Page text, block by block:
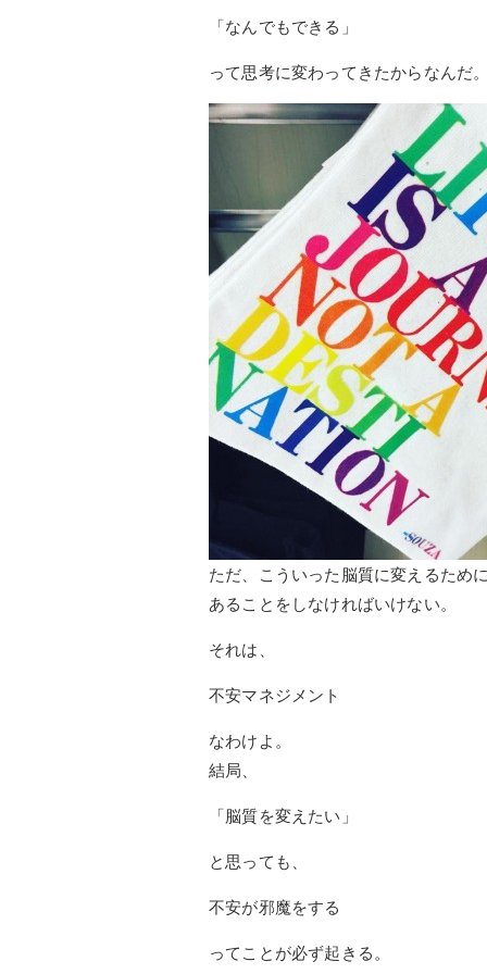
「なんでもできる」
って思考に変わってきたからなんだ
ただ、こういった脳質に変えるため
あることをしなければいけない。
それは、
不安マネジメント
なわけよ。
結局、
「脳質を変えたい」
と思っても、
不安が邪魔をする
ってことが必ず起きる。